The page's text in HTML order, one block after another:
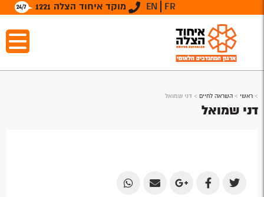
מוקד איחוד הצלה 1221 EN FR
> ראשי > השראה לחיים > דני שמואל
דני שמואל
Share
Share
Share
Share
Share